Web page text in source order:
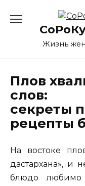
содержанию
Жизнь
Плов
слов:
секреты
рецепты
На востоке
дастархана», и
блюдо любимо